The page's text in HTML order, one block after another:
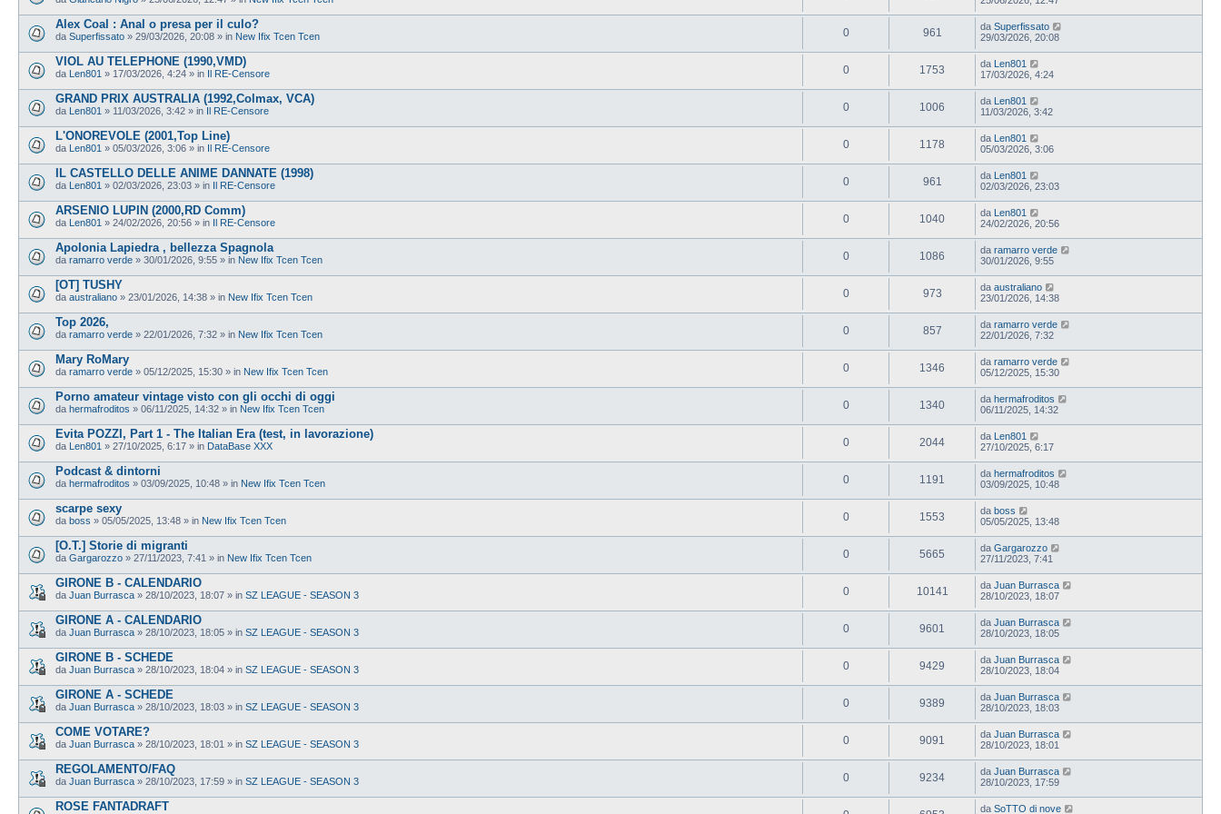
Alex Coal : Anal o presa per il culo?
da Superfissato » 29/03/2026, 20:08 » in New Ifix Tcen Tcen 0 961 da Superfissato
29/03/2026, 20:08
VIOL AU TELEPHONE (1990,VMD)
da Len801 » 17/03/2026, 4:24 » in Il RE-Censore 0 1753 da Len801
17/03/2026, 4:24
GRAND PRIX AUSTRALIA (1992,Colmax, VCA)
da Len801 » 11/03/2026, 3:42 » in Il RE-Censore 0 1006 da Len801
11/03/2026, 3:42
L'ONOREVOLE (2001,Top Line)
da Len801 » 05/03/2026, 3:06 » in Il RE-Censore 0 1178 da Len801
05/03/2026, 3:06
IL CASTELLO DELLE ANIME DANNATE (1998)
da Len801 » 02/03/2026, 23:03 » in Il RE-Censore 0 961 da Len801
02/03/2026, 23:03
ARSENIO LUPIN (2000,RD Comm)
da Len801 » 24/02/2026, 20:56 » in Il RE-Censore 0 1040 da Len801
24/02/2026, 20:56
Apolonia Lapiedra , bellezza Spagnola
da ramarro verde » 30/01/2026, 9:55 » in New Ifix Tcen Tcen 0 1086 da ramarro verde
30/01/2026, 9:55
[OT] TUSHY
da australiano » 23/01/2026, 14:38 » in New Ifix Tcen Tcen 0 973 da australiano
23/01/2026, 14:38
Top 2026,
da ramarro verde » 22/01/2026, 7:32 » in New Ifix Tcen Tcen 0 857 da ramarro verde
22/01/2026, 7:32
Mary RoMary
da ramarro verde » 05/12/2025, 15:30 » in New Ifix Tcen Tcen 0 1346 da ramarro verde
05/12/2025, 15:30
Porno amateur vintage visto con gli occhi di oggi
da hermafroditos » 06/11/2025, 14:32 » in New Ifix Tcen Tcen 0 1340 da hermafroditos
06/11/2025, 14:32
Evita POZZI, Part 1 - The Italian Era (test, in lavorazione)
da Len801 » 27/10/2025, 6:17 » in DataBase XXX 0 2044 da Len801
27/10/2025, 6:17
Podcast & dintorni
da hermafroditos » 03/09/2025, 10:48 » in New Ifix Tcen Tcen 0 1191 da hermafroditos
03/09/2025, 10:48
scarpe sexy
da boss » 05/05/2025, 13:48 » in New Ifix Tcen Tcen 0 1553 da boss
05/05/2025, 13:48
[O.T.] Storie di migranti
da Gargarozzo » 27/11/2023, 7:41 » in New Ifix Tcen Tcen 0 5665 da Gargarozzo
27/11/2023, 7:41
GIRONE B - CALENDARIO
da Juan Burrasca » 28/10/2023, 18:07 » in SZ LEAGUE - SEASON 3 0 10141 da Juan Burrasca
28/10/2023, 18:07
GIRONE A - CALENDARIO
da Juan Burrasca » 28/10/2023, 18:05 » in SZ LEAGUE - SEASON 3 0 9601 da Juan Burrasca
28/10/2023, 18:05
GIRONE B - SCHEDE
da Juan Burrasca » 28/10/2023, 18:04 » in SZ LEAGUE - SEASON 3 0 9429 da Juan Burrasca
28/10/2023, 18:04
GIRONE A - SCHEDE
da Juan Burrasca » 28/10/2023, 18:03 » in SZ LEAGUE - SEASON 3 0 9389 da Juan Burrasca
28/10/2023, 18:03
COME VOTARE?
da Juan Burrasca » 28/10/2023, 18:01 » in SZ LEAGUE - SEASON 3 0 9091 da Juan Burrasca
28/10/2023, 18:01
REGOLAMENTO/FAQ
da Juan Burrasca » 28/10/2023, 17:59 » in SZ LEAGUE - SEASON 3 0 9234 da Juan Burrasca
28/10/2023, 17:59
ROSE FANTADRAFT da SoTTO di nove